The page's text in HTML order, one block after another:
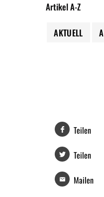
Artikel A-Z
AKTUELL A
Teilen
Teilen
Mailen